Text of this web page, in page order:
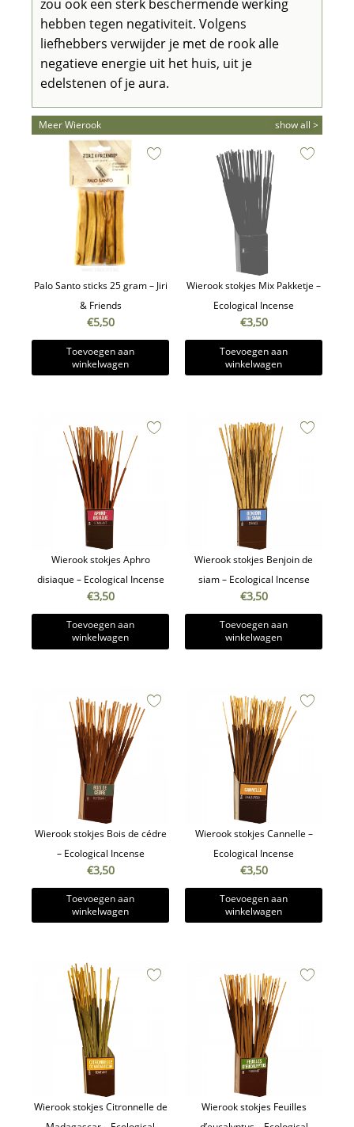
zou ook een sterk beschermende werking
hebben tegen negativiteit. Volgens
liefhebbers verwijder je met de rook alle
negatieve energie uit het huis, uit je
edelstenen of je aura.
Meer Wierook show all >
Palo Santo sticks 25 gram – Jiri
& Friends
€5,50
Toevoegen aan
winkelwagen
Wierook stokjes Mix Pakketje –
Ecological Incense
€3,50
Toevoegen aan
winkelwagen
Wierook stokjes Aphro
disiaque – Ecological Incense
€3,50
Toevoegen aan
winkelwagen
Wierook stokjes Benjoin de
siam – Ecological Incense
€3,50
Toevoegen aan
winkelwagen
Wierook stokjes Bois de cédre
– Ecological Incense
€3,50
Toevoegen aan
winkelwagen
Wierook stokjes Cannelle –
Ecological Incense
€3,50
Toevoegen aan
winkelwagen
Wierook stokjes Citronnelle de
Wierook stokjes Feuilles